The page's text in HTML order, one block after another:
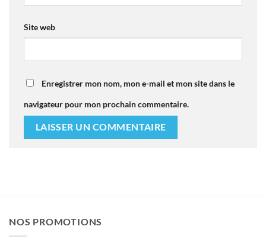
Site web
Enregistrer mon nom, mon e-mail et mon site dans le
navigateur pour mon prochain commentaire.
NOS PROMOTIONS